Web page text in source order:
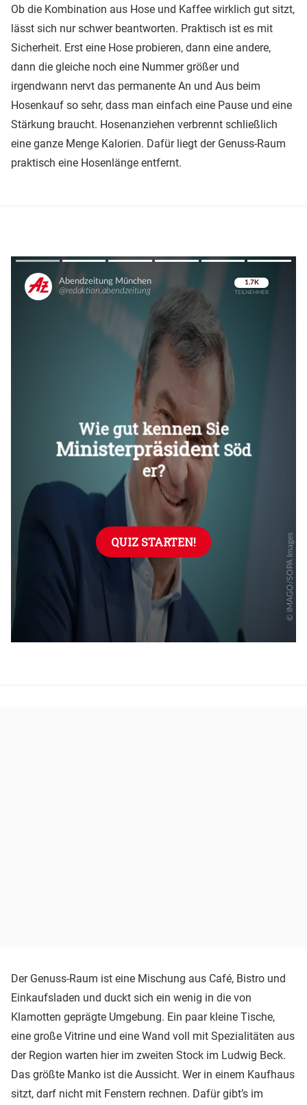
Ob die Kombination aus Hose und Kaffee wirklich gut sitzt,
lässt sich nur schwer beantworten. Praktisch ist es mit
Sicherheit. Erst eine Hose probieren, dann eine andere,
dann die gleiche noch eine Nummer größer und
irgendwann nervt das permanente An und Aus beim
Hosenkauf so sehr, dass man einfach eine Pause und eine
Stärkung braucht. Hosenanziehen verbrennt schließlich
eine ganze Menge Kalorien. Dafür liegt der Genuss-Raum
praktisch eine Hosenlänge entfernt.
Überspringen
Überspringen
Der Genuss-Raum ist eine Mischung aus Café, Bistro und
Einkaufsladen und duckt sich ein wenig in die von
Klamotten geprägte Umgebung. Ein paar kleine Tische,
eine große Vitrine und eine Wand voll mit Spezialitäten aus
der Region warten hier im zweiten Stock im Ludwig Beck.
Das größte Manko ist die Aussicht. Wer in einem Kaufhaus
sitzt, darf nicht mit Fenstern rechnen. Dafür gibt’s im